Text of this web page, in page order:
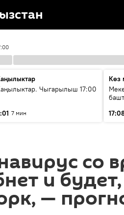
Чыгарылыш 17:00
7 мин
Көз
со
и
—